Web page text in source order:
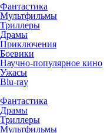
Фантастика
Мультфильмы
Триллеры
Драмы
Приключения
Боевики
Научно-популярное кино
Ужасы
Blu-ray
Фантастика
Драмы
Триллеры
Мультфильмы